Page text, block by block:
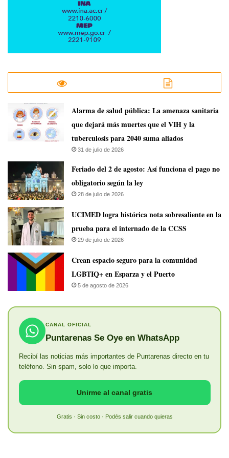
​Alarma de salud pública: La amenaza sanitaria
que dejará más muertes que el VIH y la
tuberculosis para 2040 suma aliados
31 de julio de 2026
Feriado del 2 de agosto: Así funciona el pago no
obligatorio según la ley
28 de julio de 2026
UCIMED logra histórica nota sobresaliente en la
prueba para el internado de la CCSS
29 de julio de 2026
Crean espacio seguro para la comunidad
LGBTIQ+ en Esparza y el Puerto
5 de agosto de 2026
CANAL OFICIAL
Puntarenas Se Oye en WhatsApp
Recibí las noticias más importantes de Puntarenas directo en tu
teléfono. Sin spam, solo lo que importa.
Unirme al canal gratis
Gratis · Sin costo · Podés salir cuando quieras